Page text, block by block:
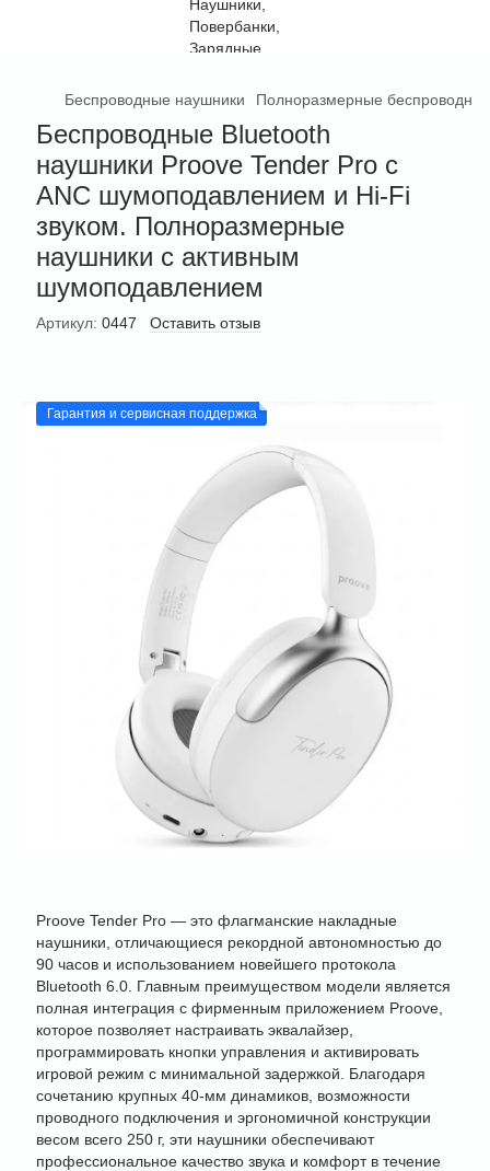
Беспроводные наушники Полноразмерные
Беспроводные Bluetooth
наушники Proove Tender Pro с
ANC шумоподавлением и Hi-Fi
звуком. Полноразмерные
наушники с активным
шумоподавлением
Артикул: 0447 Оставить отзыв
Гарантия и сервисная поддержка
Proove Tender Pro — это флагманские накладные
наушники, отличающиеся рекордной автономностью до
90 часов и использованием новейшего протокола
Bluetooth 6.0. Главным преимуществом модели является
полная интеграция с фирменным приложением Proove,
которое позволяет настраивать эквалайзер,
программировать кнопки управления и активировать
игровой режим с минимальной задержкой. Благодаря
сочетанию крупных 40-мм динамиков, возможности
проводного подключения и эргономичной конструкции
весом всего 250 г, эти наушники обеспечивают
профессиональное качество звука и комфорт в течение